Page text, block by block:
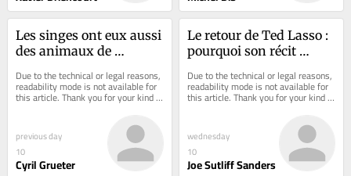
Les singes ont eux aussi
des animaux de
dans le monde des
amitiés inter-espèces
Due to the technical or legal reasons,
readability mode is not available for
this article. Thank you for your kind
previous day
10
Cyril Grueter
Le retour de Ted Lasso :
pourquoi son récit
bienveillance doit tant
aux histoires de «
Due to the technical or legal reasons,
readability mode is not available for
this article. Thank you for your kind
wednesday
10
Joe Sutliff Sanders